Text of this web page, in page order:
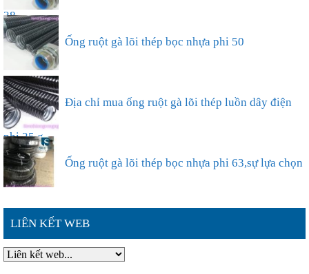
phi 25 g...
Ống ruột gà lõi thép bọc nhựa phi 63,sự lựa chọn
thông ...
LIÊN KẾT WEB